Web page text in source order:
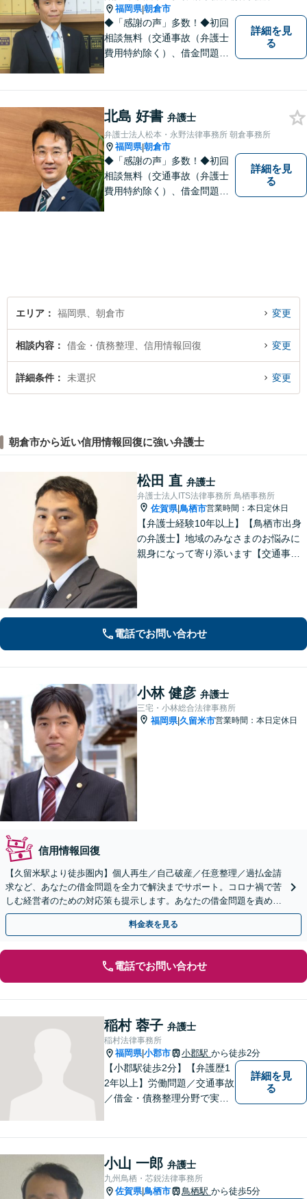
福岡県|朝倉市
◆「感謝の声」多数！◆初回
相談無料（交通事故（弁護士
費用特約除く）、借金問題、
詳細を見
る
北島 好書 弁護士
弁護士法人松本・永野法律事務所 朝倉事務所
福岡県|朝倉市
◆「感謝の声」多数！◆初回
相談無料（交通事故（弁護士
費用特約除く）、借金問題、
詳細を見
る
エリア 福岡県、朝倉市 変更
相談内容 借金・債務整理、信用情報回復 変更
詳細条件 未選択 変更
朝倉市から近い信用情報回復に強い弁護士
松田 直 弁護士
弁護士法人ITS法律事務所 鳥栖事務所
佐賀県|鳥栖市営業時間：本日定休日
【弁護士経験10年以上】【鳥栖市出身
の弁護士】地域のみなさまのお悩みに
親身になって寄り添います【交通事
電話でお問い合わせ
小林 健彦 弁護士
三宅・小林総合法律事務所
福岡県|久留米市営業時間：本日定休日
信用情報回復
【久留米駅より徒歩圏内】個人再生／自己破産／任意整理／過払金請
求など、あなたの借金問題を全力で解決までサポート。コロナ禍で苦
しむ経営者のための対応策も提示します。あなたの借金問題を責める
ことはいたしません。お気軽にご相談ください。
料金表を見る
電話でお問い合わせ
稲村 蓉子 弁護士
稲村法律事務所
福岡県|小郡市 小郡駅 から徒歩2分
【小郡駅徒歩2分】【弁護歴1
2年以上】労働問題／交通事故
／借金・債務整理分野で実績
笑顔と元気を取り戻し、新た
な第一歩を踏み出せるよう、
最大限尽力します。
詳細を見
る
小山 一郎 弁護士
九州鳥栖・芯鋭法律事務所
佐賀県|鳥栖市 鳥栖駅 から徒歩5分